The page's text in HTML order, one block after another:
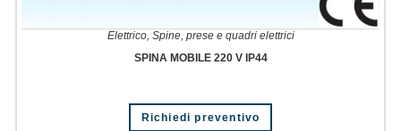
Elettrico, Spine, prese e quadri elettrici
SPINA MOBILE 220 V IP44
Richiedi preventivo